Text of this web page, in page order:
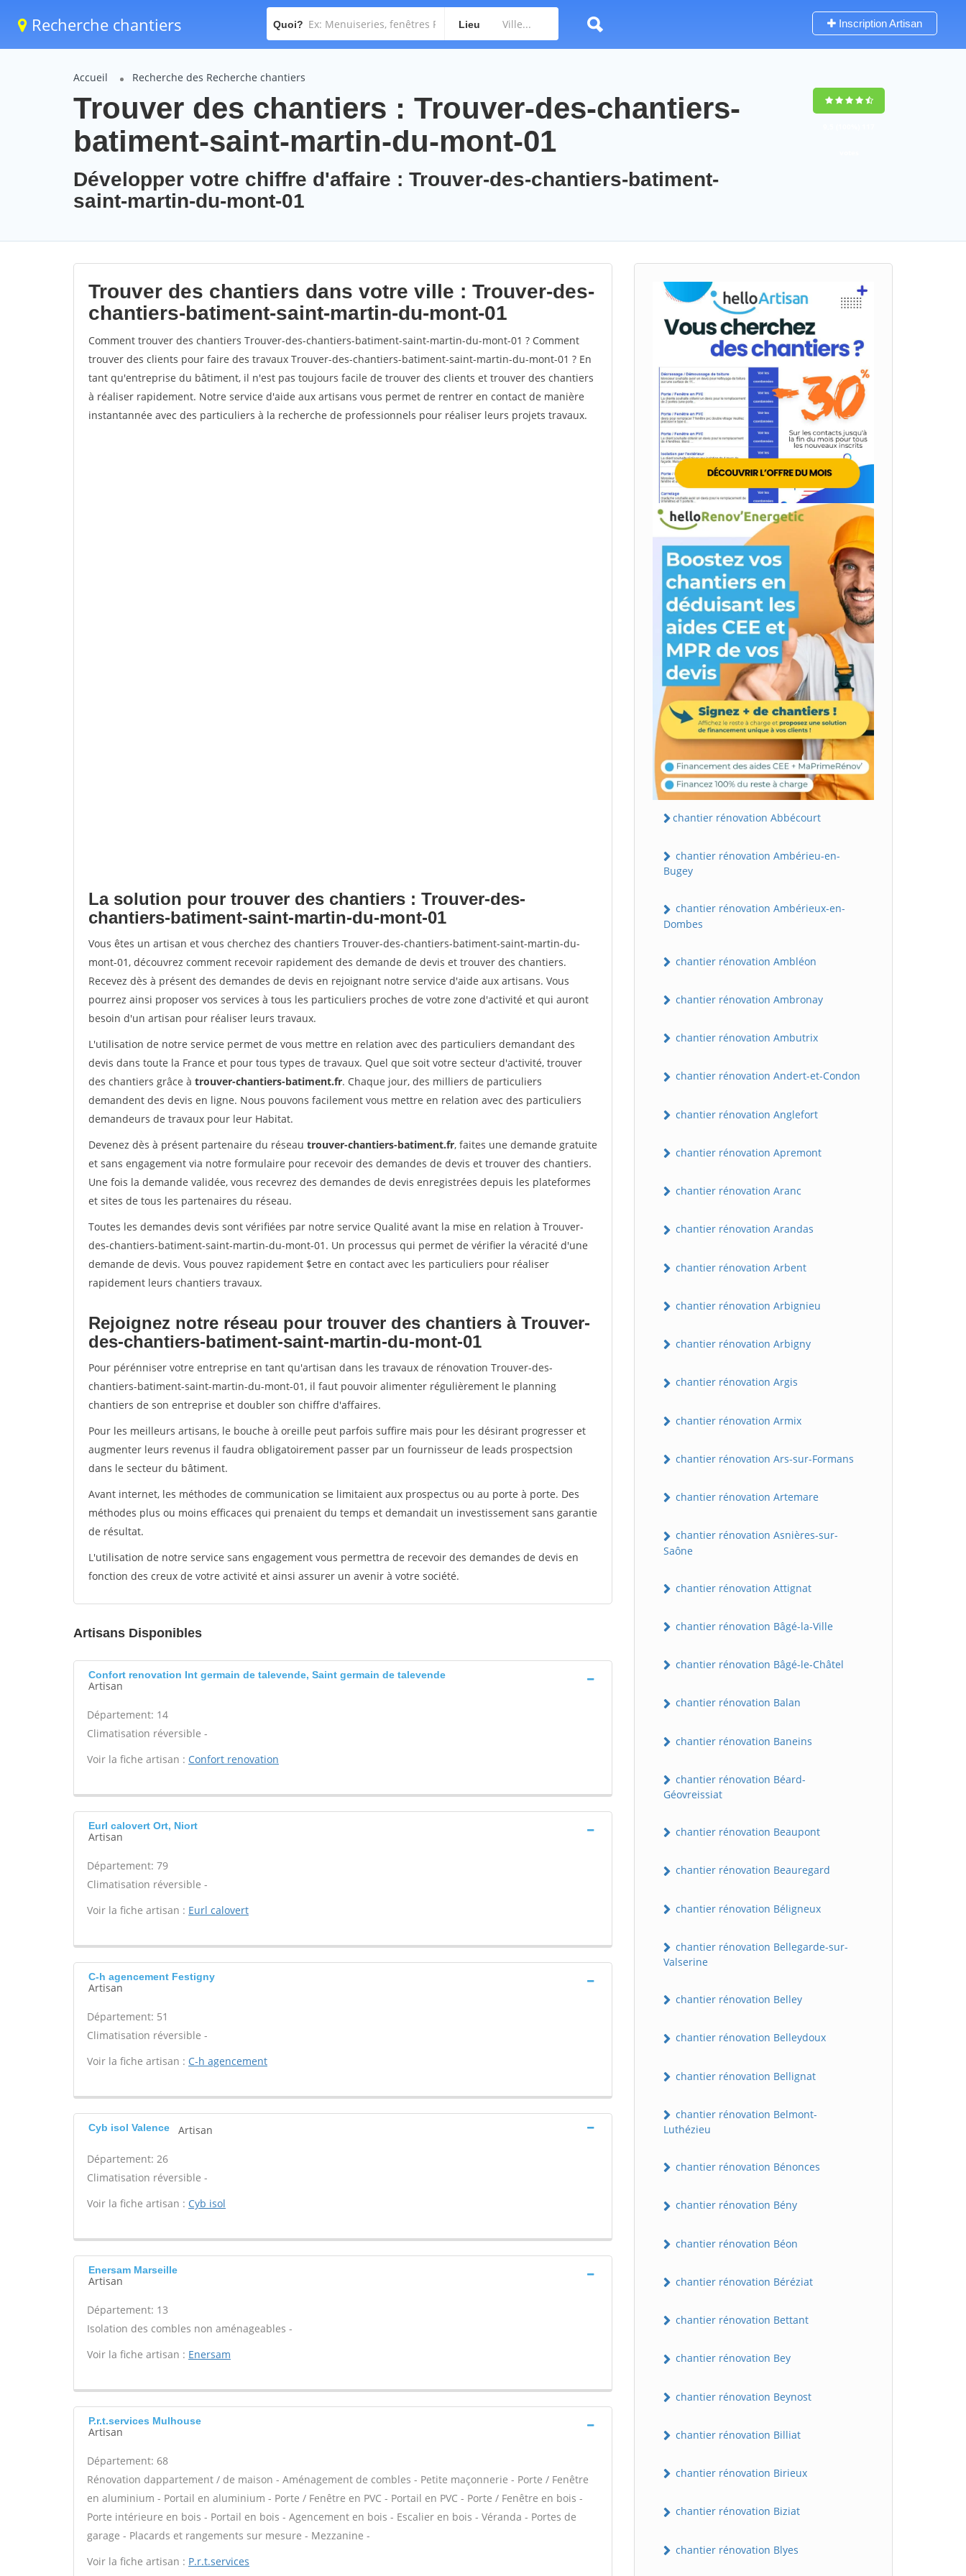
Recherche chantiers Quoi? Lieu Inscription Artisan
Accueil Recherche des Recherche chantiers
Trouver des chantiers : Trouver-des-chantiers-
batiment-saint-martin-du-mont-01
Développer votre chiffre d'affaire : Trouver-des-chantiers-batiment-
saint-martin-du-mont-01
Trouver des chantiers dans votre ville : Trouver-des-
chantiers-batiment-saint-martin-du-mont-01
Comment trouver des chantiers Trouver-des-chantiers-batiment-saint-martin-du-mont-01 ? Comment
trouver des clients pour faire des travaux Trouver-des-chantiers-batiment-saint-martin-du-mont-01 ? En
tant qu'entreprise du bâtiment, il n'est pas toujours facile de trouver des clients et trouver des chantiers
à réaliser rapidement. Notre service d'aide aux artisans vous permet de rentrer en contact de manière
instantannée avec des particuliers à la recherche de professionnels pour réaliser leurs projets travaux.
La solution pour trouver des chantiers : Trouver-des-
chantiers-batiment-saint-martin-du-mont-01
Vous êtes un artisan et vous cherchez des chantiers Trouver-des-chantiers-batiment-saint-martin-du-
mont-01, découvrez comment recevoir rapidement des demande de devis et trouver des chantiers.
Recevez dès à présent des demandes de devis en rejoignant notre service d'aide aux artisans. Vous
pourrez ainsi proposer vos services à tous les particuliers proches de votre zone d'activité et qui auront
besoin d'un artisan pour réaliser leurs travaux.
L'utilisation de notre service permet de vous mettre en relation avec des particuliers demandant des
devis dans toute la France et pour tous types de travaux. Quel que soit votre secteur d'activité, trouver
des chantiers grâce à trouver-chantiers-batiment.fr. Chaque jour, des milliers de particuliers
demandent des devis en ligne. Nous pouvons facilement vous mettre en relation avec des particuliers
demandeurs de travaux pour leur Habitat.
Devenez dès à présent partenaire du réseau trouver-chantiers-batiment.fr, faites une demande gratuite
et sans engagement via notre formulaire pour recevoir des demandes de devis et trouver des chantiers.
Une fois la demande validée, vous recevrez des demandes de devis enregistrées depuis les plateformes
et sites de tous les partenaires du réseau.
Toutes les demandes devis sont vérifiées par notre service Qualité avant la mise en relation à Trouver-
des-chantiers-batiment-saint-martin-du-mont-01. Un processus qui permet de vérifier la véracité d'une
demande de devis. Vous pouvez rapidement $etre en contact avec les particuliers pour réaliser
rapidement leurs chantiers travaux.
Rejoignez notre réseau pour trouver des chantiers à Trouver-
des-chantiers-batiment-saint-martin-du-mont-01
Pour pérénniser votre entreprise en tant qu'artisan dans les travaux de rénovation Trouver-des-
chantiers-batiment-saint-martin-du-mont-01, il faut pouvoir alimenter régulièrement le planning
chantiers de son entreprise et doubler son chiffre d'affaires.
Pour les meilleurs artisans, le bouche à oreille peut parfois suffire mais pour les désirant progresser et
augmenter leurs revenus il faudra obligatoirement passer par un fournisseur de leads prospectsion
dans le secteur du bâtiment.
Avant internet, les méthodes de communication se limitaient aux prospectus ou au porte à porte. Des
méthodes plus ou moins efficaces qui prenaient du temps et demandait un investissement sans garantie
de résultat.
L'utilisation de notre service sans engagement vous permettra de recevoir des demandes de devis en
fonction des creux de votre activité et ainsi assurer un avenir à votre société.
Artisans Disponibles
Confort renovation Int germain de talevende, Saint germain de talevende
Artisan
Département: 14
Climatisation réversible -
Voir la fiche artisan : Confort renovation
Eurl calovert Ort, Niort
Artisan
Département: 79
Climatisation réversible -
Voir la fiche artisan : Eurl calovert
C-h agencement Festigny
Artisan
Département: 51
Climatisation réversible -
Voir la fiche artisan : C-h agencement
Cyb isol Valence Artisan
Département: 26
Climatisation réversible -
Voir la fiche artisan : Cyb isol
Enersam Marseille
Artisan
Département: 13
Isolation des combles non aménageables -
Voir la fiche artisan : Enersam
P.r.t.services Mulhouse
Artisan
Département: 68
Rénovation dappartement / de maison - Aménagement de combles - Petite maçonnerie - Porte / Fenêtre
en aluminium - Portail en aluminium - Porte / Fenêtre en PVC - Portail en PVC - Porte / Fenêtre en bois -
Porte intérieure en bois - Portail en bois - Agencement en bois - Escalier en bois - Véranda - Portes de
garage - Placards et rangements sur mesure - Mezzanine -
Voir la fiche artisan : P.r.t.services
chantier rénovation Abbécourt
chantier rénovation Ambérieu-en-
Bugey
chantier rénovation Ambérieux-en-
Dombes
chantier rénovation Ambléon
chantier rénovation Ambronay
chantier rénovation Ambutrix
chantier rénovation Andert-et-Condon
chantier rénovation Anglefort
chantier rénovation Apremont
chantier rénovation Aranc
chantier rénovation Arandas
chantier rénovation Arbent
chantier rénovation Arbignieu
chantier rénovation Arbigny
chantier rénovation Argis
chantier rénovation Armix
chantier rénovation Ars-sur-Formans
chantier rénovation Artemare
chantier rénovation Asnières-sur-
Saône
chantier rénovation Attignat
chantier rénovation Bâgé-la-Ville
chantier rénovation Bâgé-le-Châtel
chantier rénovation Balan
chantier rénovation Baneins
chantier rénovation Béard-
Géovreissiat
chantier rénovation Beaupont
chantier rénovation Beauregard
chantier rénovation Béligneux
chantier rénovation Bellegarde-sur-
Valserine
chantier rénovation Belley
chantier rénovation Belleydoux
chantier rénovation Bellignat
chantier rénovation Belmont-
Luthézieu
chantier rénovation Bénonces
chantier rénovation Bény
chantier rénovation Béon
chantier rénovation Béréziat
chantier rénovation Bettant
chantier rénovation Bey
chantier rénovation Beynost
chantier rénovation Billiat
chantier rénovation Birieux
chantier rénovation Biziat
chantier rénovation Blyes